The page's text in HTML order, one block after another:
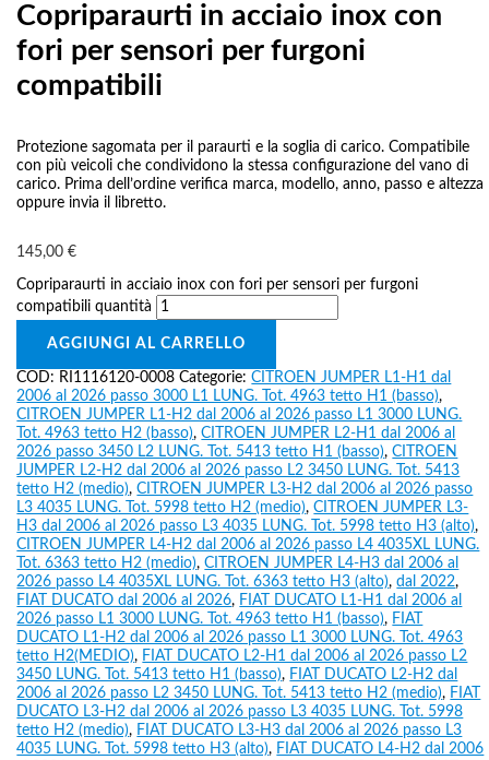
Copriparaurti in acciaio inox con
fori per sensori per furgoni
compatibili
145,00€
Protezione sagomata per il paraurti e la soglia di carico. Compatibile
con più veicoli che condividono la stessa configurazione del vano di
carico. Prima dell’ordine verifica marca, modello, anno, passo e altezza
oppure invia il libretto.
Copriparaurti in acciaio inox con fori per sensori per furgoni
compatibili quantità
AGGIUNGI AL CARRELLO
COD: RI1116120-0008 Categorie:CITROEN JUMPER L1-H1 dal
2006 al 2026 passo 3000 L1 LUNG. Tot. 4963 tetto H1 (basso),
CITROEN JUMPER L1-H2 dal 2006 al 2026 passo L1 3000 LUNG.
Tot. 4963 tetto H2 (basso),CITROEN JUMPER L2-H1 dal 2006 al
2026 passo 3450 L2 LUNG. Tot. 5413 tetto H1 (basso),CITROEN
JUMPER L2-H2 dal 2006 al 2026 passo L2 3450 LUNG. Tot. 5413
tetto H2 (medio),CITROEN JUMPER L3-H2 dal 2006 al 2026 passo
L3 4035 LUNG. Tot. 5998 tetto H2 (medio),CITROEN JUMPER L3-
H3 dal 2006 al 2026 passo L3 4035 LUNG. Tot. 5998 tetto H3 (alto),
CITROEN JUMPER L4-H2 dal 2006 al 2026 passo L4 4035XL LUNG.
Tot. 6363 tetto H2 (medio),CITROEN JUMPER L4-H3 dal 2006 al
2026 passo L4 4035XL LUNG. Tot. 6363 tetto H3 (alto),dal 2022,
FIAT DUCATO dal 2006 al 2026, FIAT DUCATO L1-H1 dal 2006 al
2026 passo L1 3000 LUNG. Tot. 4963 tetto H1 (basso), FIAT
DUCATO L1-H2 dal 2006 al 2026 passo L1 3000 LUNG. Tot. 4963
tetto H2(MEDIO), FIAT DUCATO L2-H1 dal 2006 al 2026 passo L2
3450 LUNG. Tot. 5413 tetto H1 (basso), FIAT DUCATO L2-H2 dal
2006 al 2026 passo L2 3450 LUNG. Tot. 5413 tetto H2 (medio), FIAT
DUCATO L3-H2 dal 2006 al 2026 passo L3 4035 LUNG. Tot. 5998
tetto H2 (medio), FIAT DUCATO L3-H3 dal 2006 al 2026 passo L3
4035 LUNG. Tot. 5998 tetto H3 (alto), FIAT DUCATO L4-H2 dal 2006